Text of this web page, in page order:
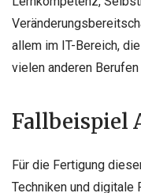
allem im IT-Bereich,
vielen anderen
Fallbeispiel
Für die Fertigung
Techniken und